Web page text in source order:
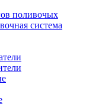
поливочых
система